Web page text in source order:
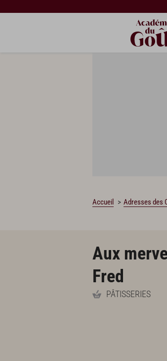
Accueil Adresses des
Aux
Fred
PÂTISSERIES